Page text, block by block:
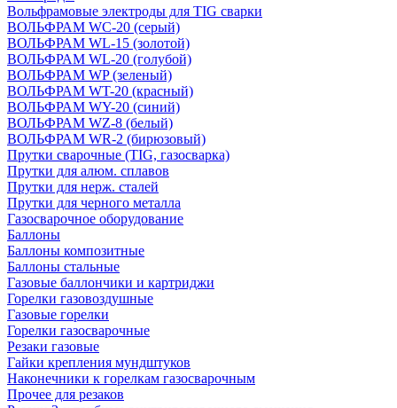
Вольфрамовые электроды для TIG сварки
ВОЛЬФРАМ WC-20 (серый)
ВОЛЬФРАМ WL-15 (золотой)
ВОЛЬФРАМ WL-20 (голубой)
ВОЛЬФРАМ WP (зеленый)
ВОЛЬФРАМ WT-20 (красный)
ВОЛЬФРАМ WY-20 (синий)
ВОЛЬФРАМ WZ-8 (белый)
ВОЛЬФРАМ WR-2 (бирюзовый)
Прутки сварочные (TIG, газосварка)
Прутки для алюм. сплавов
Прутки для нерж. сталей
Прутки для черного металла
Газосварочное оборудование
Баллоны
Баллоны композитные
Баллоны стальные
Газовые баллончики и картриджи
Горелки газовоздушные
Газовые горелки
Горелки газосварочные
Резаки газовые
Гайки крепления мундштуков
Наконечники к горелкам газосварочным
Прочее для резаков